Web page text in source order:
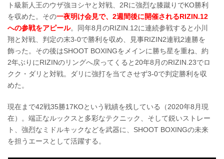
ト級新人王のウザ強ヨシヤと対戦、2Rに強烈な膝蹴りでKO勝利
を収めた。その一夜明け会見で、2週間後に開催されるRIZIN.12
への参戦をアピール。同年8月のRIZIN.12に連続参戦すると小川
翔と対戦、判定の末3-0で勝利を収め、見事RIZIN2連戦2連勝を
飾った。その後はSHOOT BOXINGをメインに勝ち星を重ね、約
2年ぶりにRIZINのリングへ戻ってくると20年8月のRIZIN.23でロ
クク・ダリと対戦。ダリに強打を当てさせず3-0で判定勝利を収
めた。
現在まで42戦35勝17KOという戦績を残している（2020年8月現
在）。端正なルックスと多彩なテクニック、そして鋭いストレー
ト、強烈なミドルキックなどを武器に、SHOOT BOXINGの未来
を担うエースとして活躍する。